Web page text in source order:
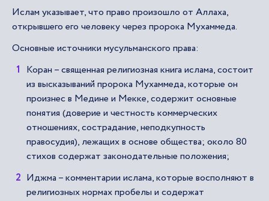
Ислам указывает, что право произошло от Аллаха,
открывшего его человеку через пророка Мухаммеда.
Основные источники мусульманского права:
Коран – священная религиозная книга ислама, состоит
из высказываний пророка Мухаммеда, которые он
произнес в Медине и Мекке, содержит основные
понятия (доверие и честность коммерческих
отношениях, сострадание, неподкупность
правосудия), лежащих в основе общества; около 80
стихов содержат законодательные положения;
Иджма – комментарии ислама, которые восполняют в
религиозных нормах пробелы и содержат